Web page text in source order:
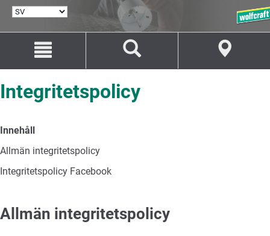
innehåll
navigation
Integritetspolicy
Innehåll
Allmän integritetspolicy
Integritetspolicy Facebook
Allmän integritetspolicy